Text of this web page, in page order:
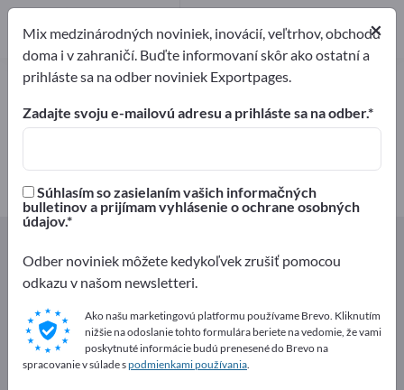
Mlieko a mliečne produkty –
nájdite výrobcov a dodávateľov
Mlieko a mliečne produkty
Inzerujte zadarmo na Exportpages!
Potreby – Ponuky – Použité tovary – Obchodné
kontakty >> začnite tu
×
Mix medzinárodných noviniek, inovácií, veľtrhov, obchodu
doma i v zahraničí. Buďte informovaní skôr ako ostatní a
prihláste sa na odber noviniek Exportpages.
Zadajte svoju e-mailovú adresu a prihláste sa na odber.
Súhlasím so zasielaním vašich informačných
bulletinov a prijímam vyhlásenie o ochrane osobných
údajov.
Odber noviniek môžete kedykoľvek zrušiť pomocou
odkazu v našom newsletteri.
Ako našu marketingovú platformu používame Brevo. Kliknutím
nižšie na odoslanie tohto formulára beriete na vedomie, že vami
poskytnuté informácie budú prenesené do Brevo na
spracovanie v súlade spodmienkami používania.